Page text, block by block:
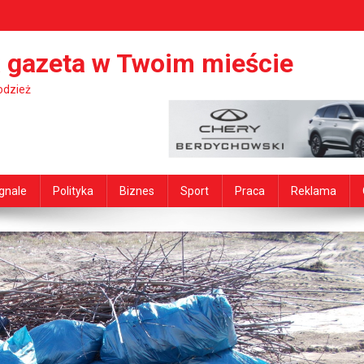
gazeta w Twoim mieście
Polityka Biznes Sport Praca Reklama